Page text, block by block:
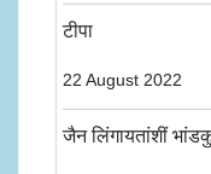
टीपा
22 August 2022
जैन लिंगायतांशीं